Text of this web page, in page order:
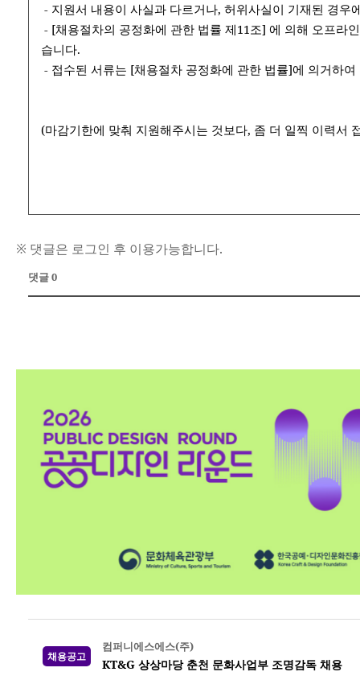
​- 지원서 내용이 사실과 다르거나, 허위사실이 기재된 경우
- [채용절차의 공정화에 관한 법률 제11조] 에 의해 오프라
습니다.
- 접수된 서류는 [채용절차 공정화에 관한 법률]에 의거하
(마감기한에 맞춰 지원해주시는 것보다, 좀 더 일찍 이력서
※ 댓글은 로그인 후 이용가능합니다.
댓글 0
채용공고
컴퍼니에스에스(주)
KT&G 상상마당 춘천 문화사업부 조명감독 채용